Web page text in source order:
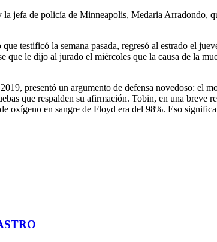
jefa de policía de Minneapolis, Medaria
testificó la semana pasada, regresó al estrado el
que le dijo al jurado el miércoles que la causa de la
presentó un argumento de defensa novedoso: el
que respalden su afirmación. Tobin, en una
oxígeno en sangre de Floyd era del 98%. Eso